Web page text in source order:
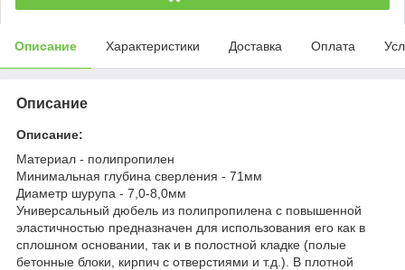
Описание Характеристики Доставка Оплата
Описание
Описание:
Материал - полипропилен
Минимальная глубина сверления - 71мм
Диаметр шурупа - 7,0-8,0мм
Универсальный дюбель из полипропилена с повышенной
эластичностью предназначен для использования его как в
сплошном основании, так и в полостной кладке (полые
бетонные блоки, кирпич с отверстиями и т.д.). В плотной